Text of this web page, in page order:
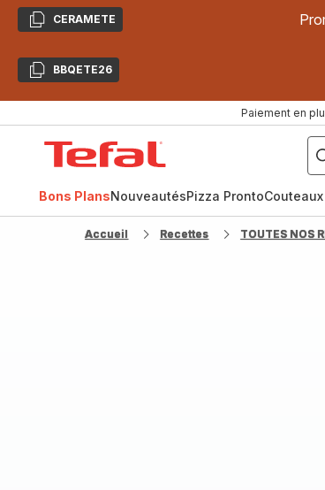
CopierCERAMETE
CopierBBQETE26
Paiement en
Bons PlansNouveautésPizza Pronto
Accueil Recettes TOUTES NOS